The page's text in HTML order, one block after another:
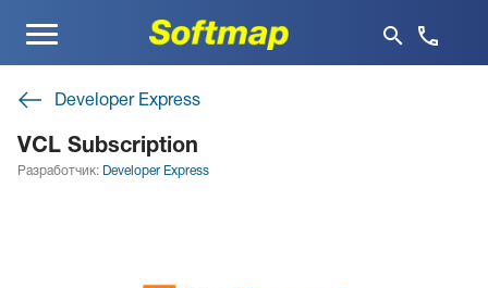
Меню
Developer Express
VCL Subscription
Разработчик: Developer Express